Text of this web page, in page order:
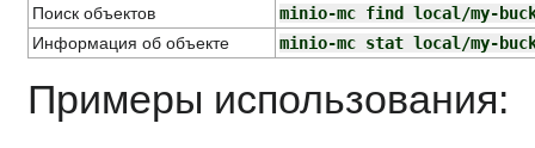
Поиск объектов
minio-mc find local/my-
Информация об объекте
minio-mc stat local/my-
Примеры использования: